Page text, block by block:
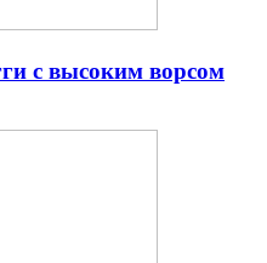
с высоким ворсом